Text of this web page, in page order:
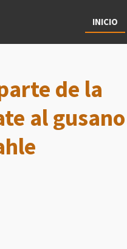
INICIO
de la
al gusano